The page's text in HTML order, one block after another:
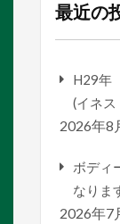
最近の
H29
(イネ
2026年8
ボディ
なりま
2026年7